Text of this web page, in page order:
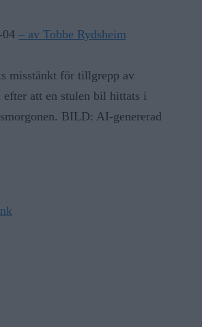
04 – av Tobbe Rydsheim
misstänkt för tillgrepp av
att en stulen bil hittats i
BILD: AI-genererad